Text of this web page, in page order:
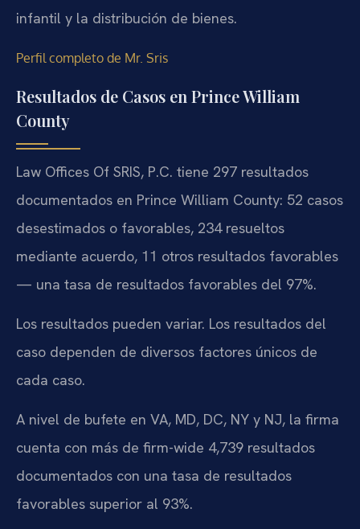
infantil y la distribución de bienes.
Perfil completo de Mr. Sris
Resultados de Casos en Prince William
County
Law Offices Of SRIS, P.C. tiene 297 resultados
documentados en Prince William County: 52 casos
desestimados o favorables, 234 resueltos
mediante acuerdo, 11 otros resultados favorables
— una tasa de resultados favorables del 97%.
Los resultados pueden variar. Los resultados del
caso dependen de diversos factores únicos de
cada caso.
A nivel de bufete en VA, MD, DC, NY y NJ, la firma
cuenta con más de firm-wide 4,739 resultados
documentados con una tasa de resultados
favorables superior al 93%.